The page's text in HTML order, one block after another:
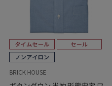
BRICK HOUSE